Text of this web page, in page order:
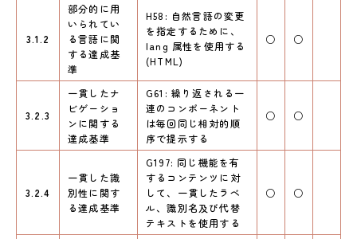
3.1.2
部分的に用
いられてい
る言語に関
する達成基
準
H58: 自然言語の変更
を指定するために、
lang 属性を使用する
(HTML)
○ ○
3.2.3
一貫したナ
ビゲーショ
ンに関する
達成基準
G61: 繰り返される一
連のコンポーネント
は毎回同じ相対的順
序で提示する
○ ○
3.2.4
一貫した識
別性に関す
る達成基準
G197: 同じ機能を有
するコンテンツに対
して、一貫したラベ
ル、識別名及び代替
テキストを使用する
○ ○